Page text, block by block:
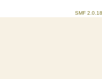
SMF 2.0.18